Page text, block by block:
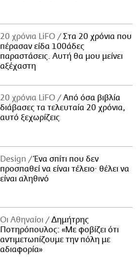
20 χρόνια LiFO
Στα 20 χρόνια που
πέρασαν είδα 100άδες
παραστάσεις. Αυτή θα μου μείνει
αξέχαστη
20 χρόνια LiFO
Από όσα βιβλία
διάβασες τα τελευταία 20 χρόνια,
αυτό ξεχωρίζεις
Design
Ένα σπίτι που δεν
προσπαθεί να είναι τέλειο· θέλει να
είναι αληθινό
Οι Αθηναίοι
Δημήτρης
Ποτηρόπουλος: «Με φοβίζει ότι
αντιμετωπίζουμε την πόλη με
αδιαφορία»